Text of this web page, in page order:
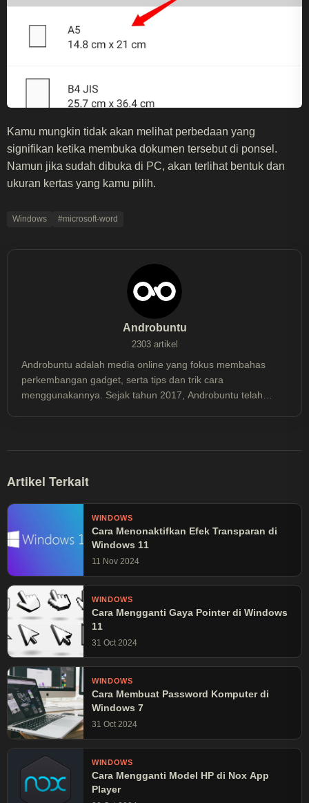
Kamu mungkin tidak akan melihat perbedaan yang
signifikan ketika membuka dokumen tersebut di ponsel.
Namun jika sudah dibuka di PC, akan terlihat bentuk dan
ukuran kertas yang kamu pilih.
Windows #microsoft-word
Androbuntu
2303 artikel
Androbuntu adalah media online yang fokus membahas
perkembangan gadget, serta tips dan trik cara
menggunakannya. Sejak tahun 2017, Androbuntu telah
Artikel Terkait
WINDOWS
Cara Menonaktifkan Efek Transparan di
Windows 11
11 Nov 2024
WINDOWS
Cara Mengganti Gaya Pointer di Windows
11
31 Oct 2024
WINDOWS
Cara Membuat Password Komputer di
Windows 7
31 Oct 2024
WINDOWS
Cara Mengganti Model HP di Nox App
Player